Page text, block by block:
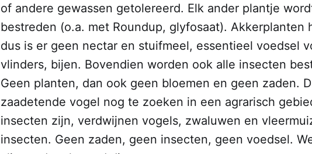
of andere gewassen getolereerd. Elk ander plantje
bestreden (o.a. met Roundup, glyfosaat). Akkerplanten
dus is er geen nectar en stuifmeel, essentieel voedsel
vlinders, bijen. Bovendien worden ook alle insecten
Geen planten, dan ook geen bloemen en geen zaden.
zaadetende vogel nog te zoeken in een agrarisch
insecten zijn, verdwijnen vogels, zwaluwen en
insecten. Geen zaden, geen insecten, geen voedsel.